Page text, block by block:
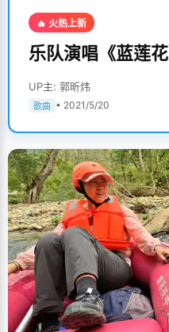
🔥 火热上新
乐队演唱《蓝莲
UP主: 郭昕炜
歌曲 • 2021/5/20